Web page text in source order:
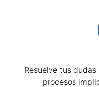
Resuelve tus
procesos